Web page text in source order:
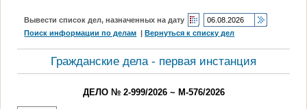
Вывести список дел, назначенных на дату
Поиск информации по делам |Вернуться к списку дел
Гражданские дела - первая инстанция
ДЕЛО № 2-999/2026 ~ М-576/2026